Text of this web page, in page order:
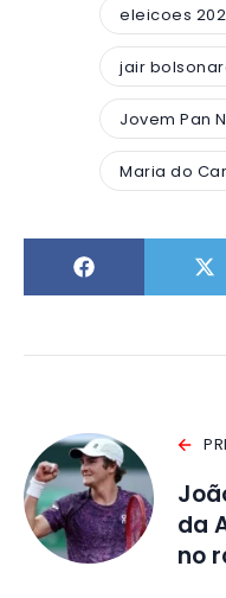
eleicoes
jair
Jovem Pan
Maria do
da
no